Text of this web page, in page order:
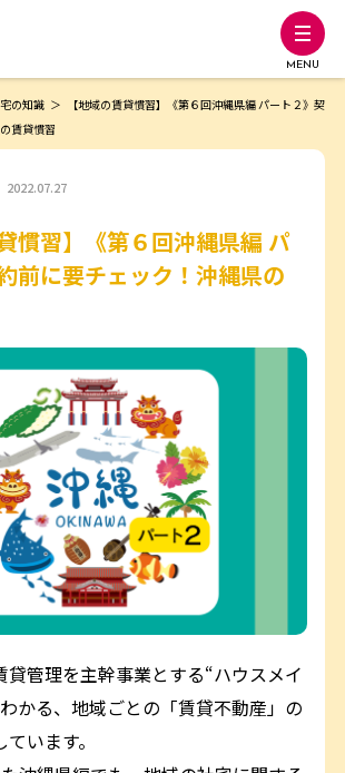
MENU
の知識
【地域の賃貸慣習】《第６回沖縄県編 パート２》契
賃貸慣習
2022.07.27
慣習】《第６回沖縄県編 パ
前に要チェック！沖縄県の
貸管理を主幹事業とする“ハウスメイ
かる、地域ごとの「賃貸不動産」の
います。